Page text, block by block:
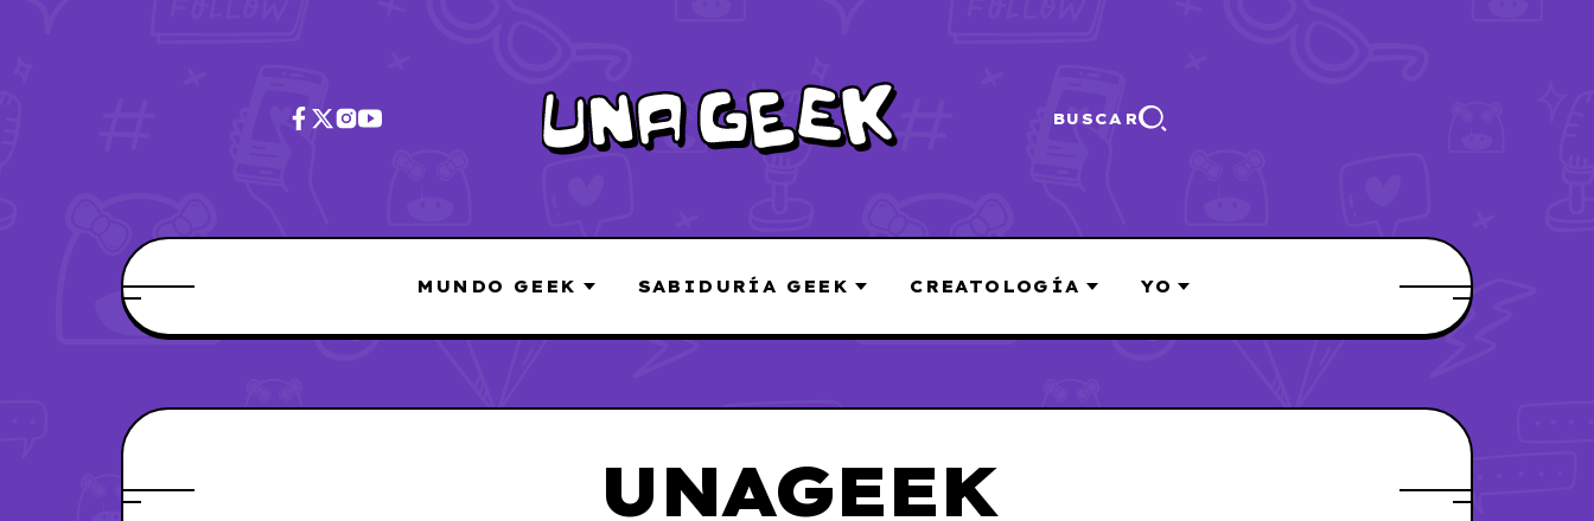
BUSCAR
MUNDO GEEK SABIDURÍA GEEK CREATOLOGÍA YO
UNAGEEK